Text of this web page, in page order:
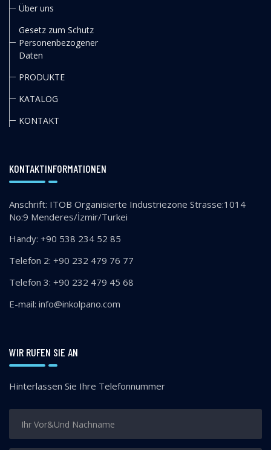
Über uns
Gesetz zum Schutz
Personenbezogener
Daten
PRODUKTE
KATALOG
KONTAKT
KONTAKTINFORMATIONEN
Anschrift: ITOB Organisierte Industriezone Strasse:1014
No:9 Menderes/İzmir/Turkei
Handy: +90 538 234 52 85
Telefon 2: +90 232 479 76 77
Telefon 3: +90 232 479 45 68
E-mail: info@inkolpano.com
WIR RUFEN SIE AN
Hinterlassen Sie Ihre Telefonnummer